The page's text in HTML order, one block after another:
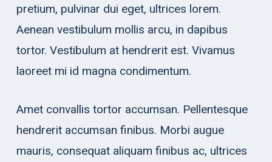
pretium, pulvinar dui eget, ultrices lorem.
Aenean vestibulum mollis arcu, in dapibus
tortor. Vestibulum at hendrerit est. Vivamus
laoreet mi id magna condimentum.
Amet convallis tortor accumsan. Pellentesque
hendrerit accumsan finibus. Morbi augue
mauris, consequat aliquam finibus ac, ultrices